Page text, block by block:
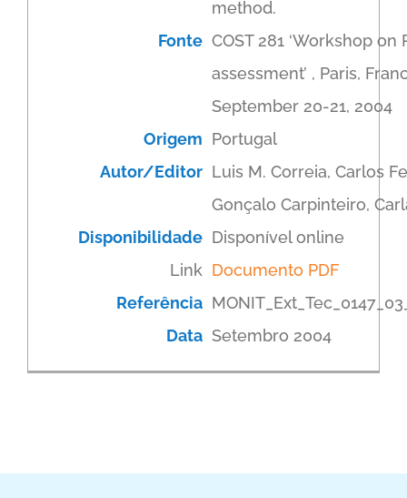
method.
Fonte COST 281 ‘Workshop on
assessment’ , Paris,
September 20-21, 2004
Origem Portugal
Autor/Editor Luis M. Correia, Carlos
Gonçalo Carpinteiro,
Disponibilidade Disponível online
Link Documento PDF
Referência
Data Setembro 2004